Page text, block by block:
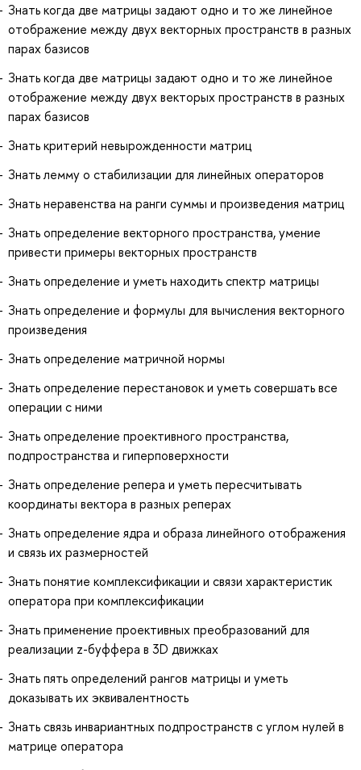
Знать когда две матрицы задают одно и то же линейное
отображение между двух векторных пространств в разных
парах базисов
Знать когда две матрицы задают одно и то же линейное
отображение между двух векторых пространств в разных
парах базисов
Знать критерий невырожденности матриц
Знать лемму о стабилизации для линейных операторов
Знать неравенства на ранги суммы и произведения матриц
Знать определение векторного пространства, умение
привести примеры векторных пространств
Знать определение и уметь находить спектр матрицы
Знать определение и формулы для вычисления векторного
произведения
Знать определение матричной нормы
Знать определение перестановок и уметь совершать все
операции с ними
Знать определение проективного пространства,
подпространства и гиперповерхности
Знать определение репера и уметь пересчитывать
координаты вектора в разных реперах
Знать определение ядра и образа линейного отображения
и связь их размерностей
Знать понятие комплексификации и связи характеристик
оператора при комплексификации
Знать применение проективных преобразований для
реализации z-буффера в 3D движках
Знать пять определений рангов матрицы и уметь
доказывать их эквивалентность
Знать связь инвариантных подпространств с углом нулей в
матрице оператора